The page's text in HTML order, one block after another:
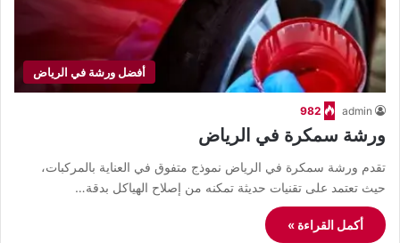
أفضل ورشة في الرياض
admin
982
ورشة سمكرة في الرياض
تقدم ورشة سمكرة في الرياض نموذج متفوق في العناية بالمركبات،
حيث تعتمد على تقنيات حديثة تمكنه من إصلاح الهياكل بدقة…
أكمل القراءة »